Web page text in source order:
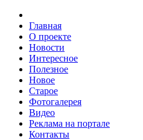
Главная
О проекте
Новости
Интересное
Полезное
Новое
Старое
Фотогалерея
Видео
Реклама на портале
Контакты